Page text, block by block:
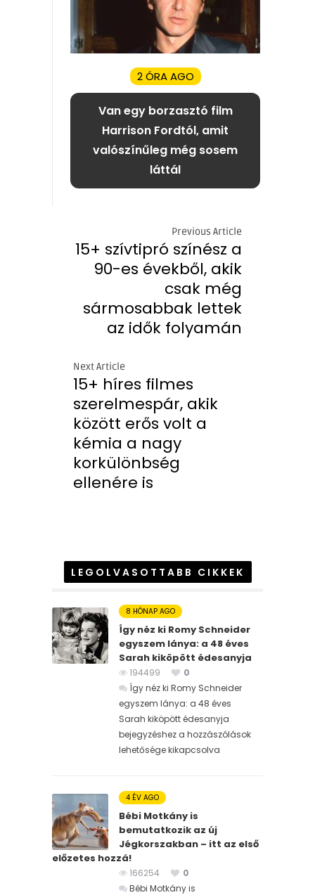
2 ÓRA AGO
Van egy borzasztó film
Harrison Fordtól, amit
valószínűleg még sosem
láttál
Previous Article
15+ szívtipró színész a
90-es évekből, akik
csak még
sármosabbak lettek
az idők folyamán
Next Article
15+ híres filmes
szerelmespár, akik
között erős volt a
kémia a nagy
korkülönbség
ellenére is
LEGOLVASOTTABB CIKKEK
8 HÓNAP AGO
Így néz ki Romy Schneider
egyszem lánya: a 48 éves
Sarah kiköpött édesanyja
194499
0
Így néz ki Romy Schneider
egyszem lánya: a 48 éves
Sarah kiköpött édesanyja
bejegyzéshez a hozzászólások
lehetősége kikapcsolva
4 ÉV AGO
Bébi Motkány is
bemutatkozik az új
Jégkorszakban – itt az első
előzetes hozzá!
166254
0
Bébi Motkány is